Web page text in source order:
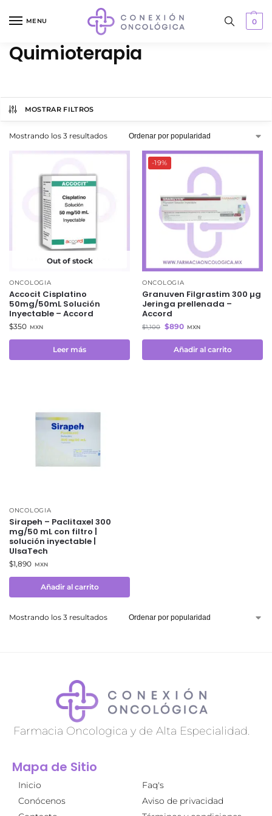
MENU 0
Quimioterapia
MOSTRAR FILTROS
Mostrando los 3 resultados
Out of stock
ONCOLOGIA
Accocit Cisplatino
50mg/50mL Solución
Inyectable – Accord
$350 MXN
Leer más
-19%
ONCOLOGIA
Granuven Filgrastim 300 µg
Jeringa prellenada –
Accord
$1,100 $890 MXN
Añadir al carrito
ONCOLOGIA
Sirapeh – Paclitaxel 300
mg/50 mL con filtro |
solución inyectable |
UlsaTech
$1,890 MXN
Añadir al carrito
Mostrando los 3 resultados
Farmacia Oncologica y de Alta Especialidad.
Mapa de Sitio
Inicio
Conócenos
Faq's
Aviso de privacidad